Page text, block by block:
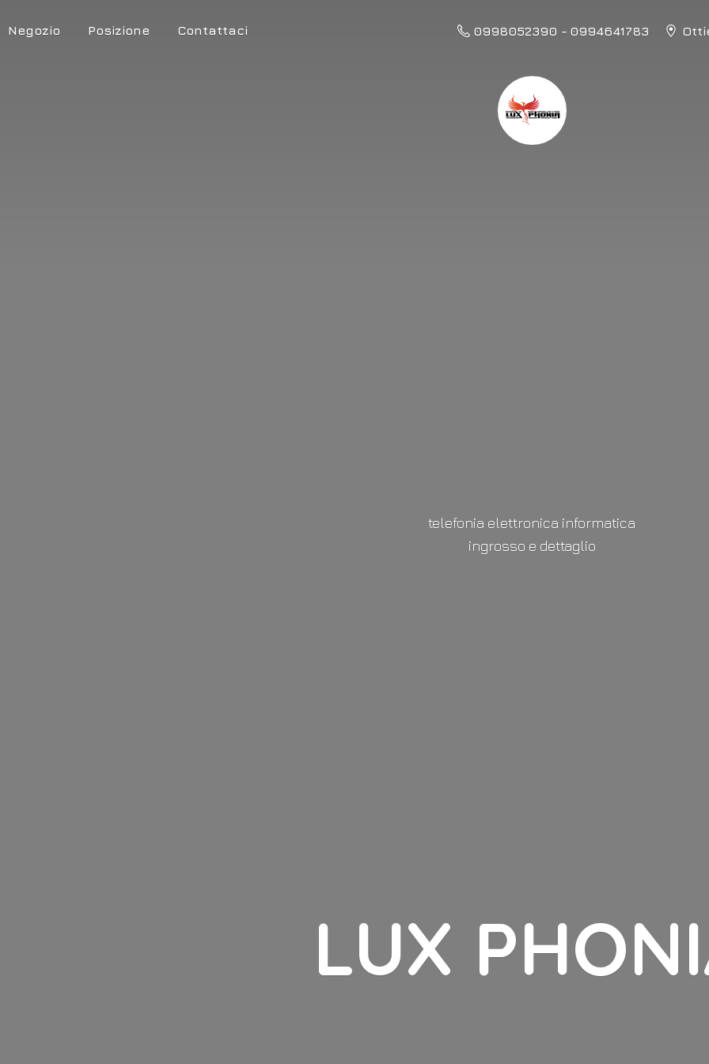
Negozio Posizione Contattaci 0998052390 - 0994641783
LUX
telefonia elettronica informatica
ingrosso e dettaglio